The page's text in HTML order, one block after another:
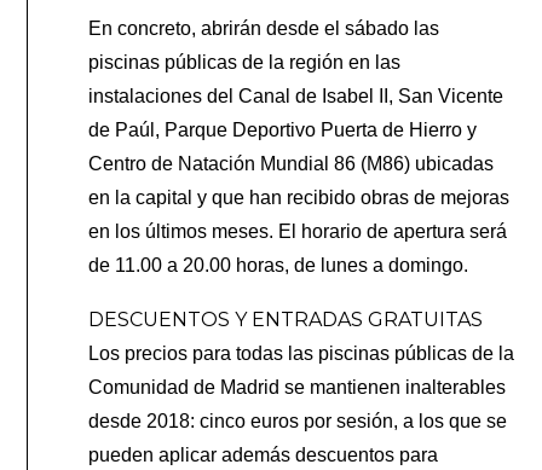
En concreto, abrirán desde el sábado las
piscinas públicas de la región en las
instalaciones del Canal de Isabel II, San Vicente
de Paúl, Parque Deportivo Puerta de Hierro y
Centro de Natación Mundial 86 (M86) ubicadas
en la capital y que han recibido obras de mejoras
en los últimos meses. El horario de apertura será
de 11.00 a 20.00 horas, de lunes a domingo.
DESCUENTOS Y ENTRADAS GRATUITAS
Los precios para todas las piscinas públicas de la
Comunidad de Madrid se mantienen inalterables
desde 2018: cinco euros por sesión, a los que se
pueden aplicar además descuentos para